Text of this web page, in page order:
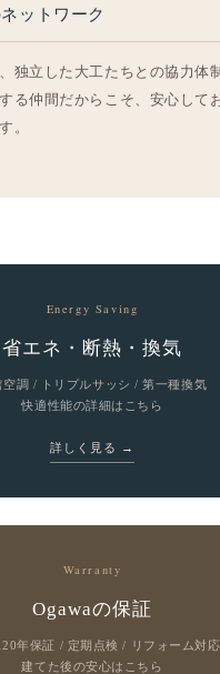
ットワーク
独立した大工たちとの協力体
る仲間だからこそ、安心して
。
Energy Saving
省エネ・断熱・換気
空調 / トリプルサッシ / 第一種換気
快適性能の詳細はこちら
詳しく見る →
Warranty
Ogawaの保証
20年保証 / 定期点検 / リフォーム対応
建てた後の安心はこちら